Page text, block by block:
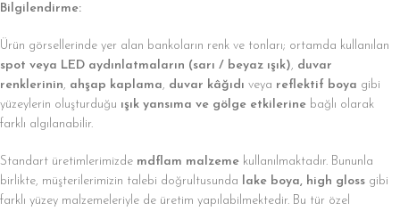
Bilgilendirme:
Ürün görsellerinde yer alan bankoların renk ve tonları; ortamda kullanılan
spot veya LED aydınlatmaların (sarı / beyaz ışık), duvar
renklerinin, ahşap kaplama, duvar kâğıdı veya reflektif boya gibi
yüzeylerin oluşturduğu ışık yansıma ve gölge etkilerine bağlı olarak
farklı algılanabilir.
Standart üretimlerimizde mdflam malzeme kullanılmaktadır. Bununla
birlikte, müşterilerimizin talebi doğrultusunda lake boya, high gloss gibi
farklı yüzey malzemeleriyle de üretim yapılabilmektedir. Bu tür özel